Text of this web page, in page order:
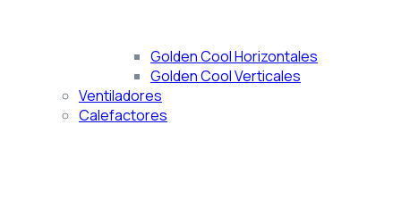
Golden Cool Horizontales
Golden Cool Verticales
Ventiladores
Calefactores